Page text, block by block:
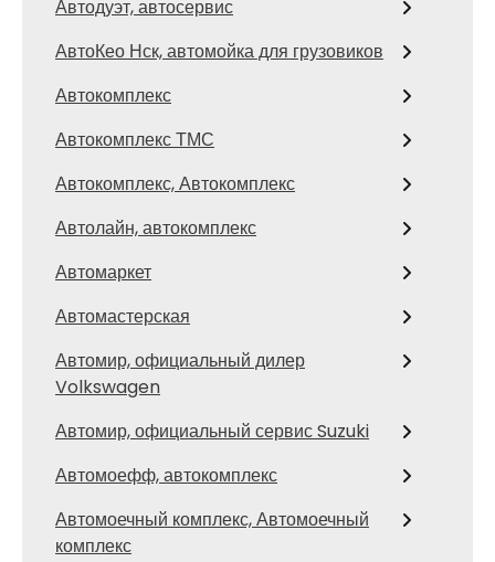
Автодуэт, автосервис
АвтоКео Нск, автомойка для грузовиков
Автокомплекс
Автокомплекс ТМС
Автокомплекс, Автокомплекс
Автолайн, автокомплекс
Автомаркет
Автомастерская
Автомир, официальный дилер
Volkswagen
Автомир, официальный сервис Suzuki
Автомоефф, автокомплекс
Автомоечный комплекс, Автомоечный
комплекс